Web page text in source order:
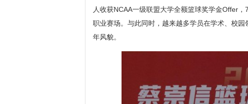
人收获NCAA一级联盟大学全额篮球奖学金Offer
职业赛场。与此同时，越来越多学员在学术、校
年风貌。